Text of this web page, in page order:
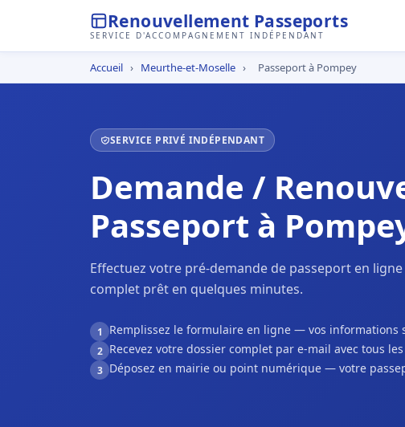
Renouvellement Passeports
SERVICE D'ACCOMPAGNEMENT INDÉPENDANT
Accueil › Meurthe-et-Moselle › Passeport à Pompey
SERVICE PRIVÉ INDÉPENDANT
Demande /
Passeport à
Effectuez votre pré-demande de passeport en
complet prêt en quelques minutes.
1 Remplissez le formulaire en ligne — vos informations
2 Recevez votre dossier complet par e-mail avec tous
3 Déposez en mairie ou point numérique — votre